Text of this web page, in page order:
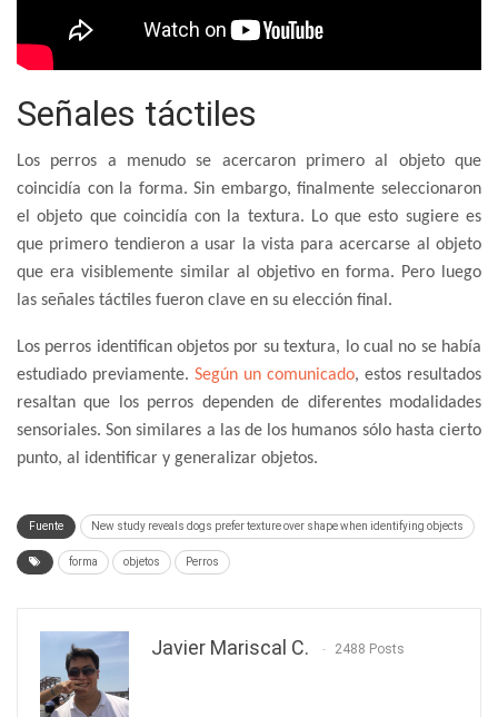
Señales táctiles
Los perros a menudo se acercaron primero al objeto que
coincidía con la forma. Sin embargo, finalmente seleccionaron
el objeto que coincidía con la textura. Lo que esto sugiere es
que primero tendieron a usar la vista para acercarse al objeto
que era visiblemente similar al objetivo en forma. Pero luego
las señales táctiles fueron clave en su elección final.
Los perros identifican objetos por su textura, lo cual no se había
estudiado previamente. Según un comunicado, estos resultados
resaltan que los perros dependen de diferentes modalidades
sensoriales. Son similares a las de los humanos sólo hasta cierto
punto, al identificar y generalizar objetos.
Fuente New study reveals dogs prefer texture over shape when identifying objects
forma objetos Perros
Javier Mariscal C. 2488 Posts